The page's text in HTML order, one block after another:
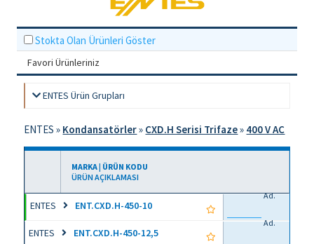
Stokta Olan Ürünleri Göster
Favori Ürünleriniz
ENTES Ürün Grupları
ENTES » Kondansatörler» CXD.H Serisi Trifaze» 400 V AC
MARKA | ÜRÜN KODU
ÜRÜN AÇIKLAMASI
ENTES ENT.CXD.H-450-10
Ad.
ENTES ENT.CXD.H-450-12,5
Ad.